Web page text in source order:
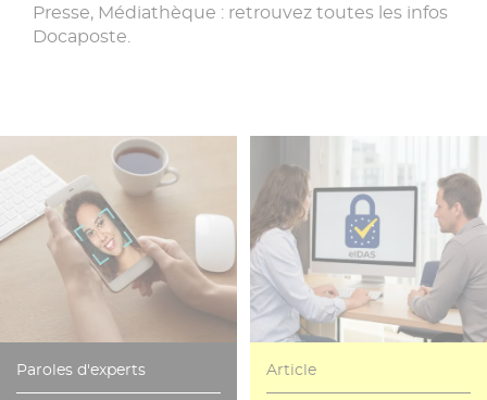
Presse, Médiathèque : retrouvez toutes les infos
Docaposte.
Paroles d'experts Article